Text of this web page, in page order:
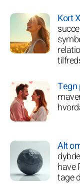
Kort
Tegn
Alt
have
tage